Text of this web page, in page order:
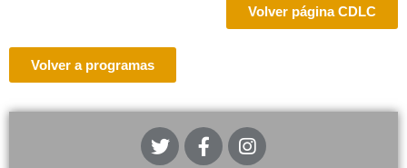
Volver página CDLC
Volver a programas